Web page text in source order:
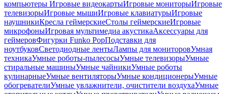
компьютеры Игровые видеокартыИгровые мониторыИгровые
телевизорыИгровые мышиИгровые клавиатурыИгровые
наушникиКресла геймерскиеСтолы геймерскиеИгровые
микрофоныИгровая мультимедиа акустикаАксессуары для
геймеровФигурки Funko PopПодставки для
ноутбуковСветодиодные лентыЛампы для мониторовУмная
техникаУмные роботы-пылесосыУмные телевизорыУмные
стиральные машиныУмные чайникиУмные роботы
кулинарныеУмные вентиляторыУмные кондиционерыУмные
обогревателиУмные увлажнители, очистители воздухаУмные